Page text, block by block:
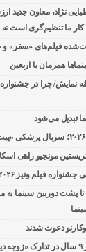
نژاد، معاون جدید
کار ما تنظیم‌گری است
فیلم‌های «سفر» و
همزمان با اربعین
نمایش/ چرا در
تبدیل می‌شود
مونجیو راهی اسکار
فیلم ونیز ۲۰۲۶ را می‌گیرد
تا پشت دوربین سینما
دعوت شدند